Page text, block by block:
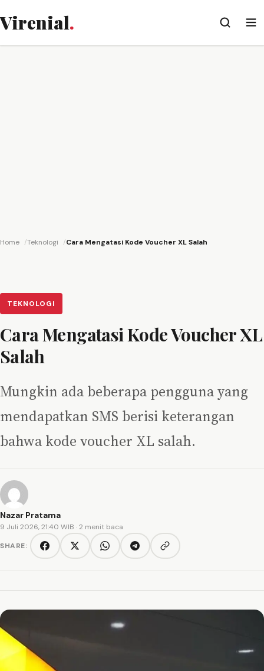
Virenial.
Home Teknologi Cara Mengatasi Kode Voucher XL Salah
TEKNOLOGI
Cara Mengatasi Kode Voucher XL
Salah
Mungkin ada beberapa pengguna yang
mendapatkan SMS berisi keterangan
bahwa kode voucher XL salah.
Nazar Pratama
9 Juli 2026, 21:40 WIB · 2 menit baca
SHARE:
FacebookTwitter/XWhatsAppTelegramCopy link